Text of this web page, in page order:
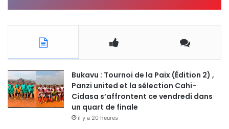
Bukavu : Tournoi de la Paix (Édition 2) ,
Panzi united et la sélection Cahi-
Cidasa s’affrontent ce vendredi dans
un quart de finale
il y a 20 heures